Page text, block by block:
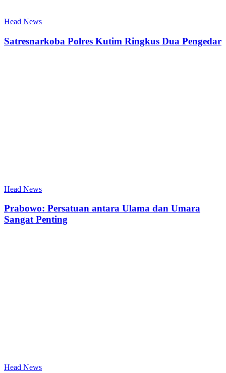
Head News
Satresnarkoba Polres Kutim Ringkus Dua Pengedar
Head News
Prabowo: Persatuan antara Ulama dan Umara
Sangat Penting
Head News